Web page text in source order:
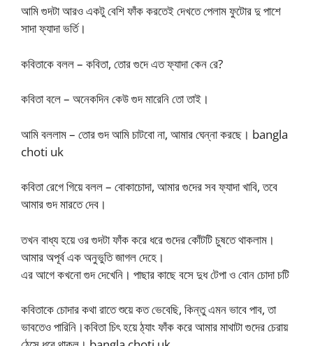
আমি গুদটা আরও একটু বেশি ফাঁক করতেই দেখতে পেলাম ফুটোর দু পাশে
সাদা ফ্যাদা ভর্তি।
কবিতাকে বলল – কবিতা, তোর গুদে এত ফ্যাদা কেন রে?
কবিতা বলে – অনেকদিন কেউ গুদ মারেনি তো তাই।
আমি বললাম – তোর গুদ আমি চাটবো না, আমার ঘেন্না করছে। bangla
choti uk
কবিতা রেগে গিয়ে বলল – বোকাচোদা, আমার গুদের সব ফ্যাদা খাবি, তবে
আমার গুদ মারতে দেব।
তখন বাধ্য হয়ে ওর গুদটা ফাঁক করে ধরে গুদের কোঁটটি চুষতে থাকলাম।
আমার অপূর্ব এক অনুভুতি জাগল দেহে।
এর আগে কখনো গুদ দেখেনি। পাছার কাছে বসে দুধ টেপা ও বোন চোদা চটি
কবিতাকে চোদার কথা রাতে শুয়ে কত ভেবেছি, কিন্তু এমন ভাবে পাব, তা
ভাবতেও পারিনি।কবিতা চিৎ হয়ে ঠ্যাং ফাঁক করে আমার মাথাটা গুদের চেরায়